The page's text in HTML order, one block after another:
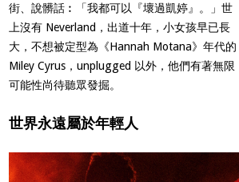
街、說髒話︰「我都可以『壞過凱婷』。」世
上沒有 Neverland，出道十年，小女孩早已長
大，不想被定型為《Hannah Motana》年代的
Miley Cyrus，unplugged 以外，他們有著無限
可能性尚待聽眾發掘。
世界永遠屬於年輕人